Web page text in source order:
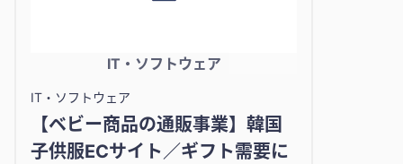
IT・ソフトウェア
IT・ソフトウェア
【ベビー商品の通販事業】韓国
子供服ECサイト／ギフト需要に